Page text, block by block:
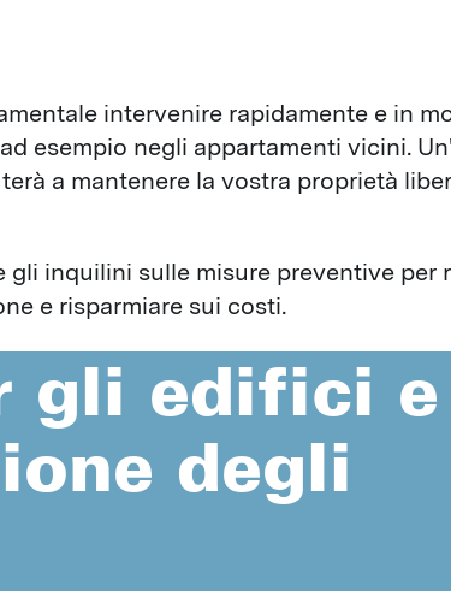
Faine
Psocotteri
Millepiedi
Pulci delle anatre
Parassiti
INSETTI STRISCIANTI
Pesciolini d'argento
Blatte
Ragni
Pesciolini coda lunga
INSETTI VOLANTI
Vespe
intervenire rapidamente e in
esempio negli appartamenti vicini.
a mantenere la vostra proprietà
inquilini sulle misure preventive per
e risparmiare sui costi.
gli edifici e
degli